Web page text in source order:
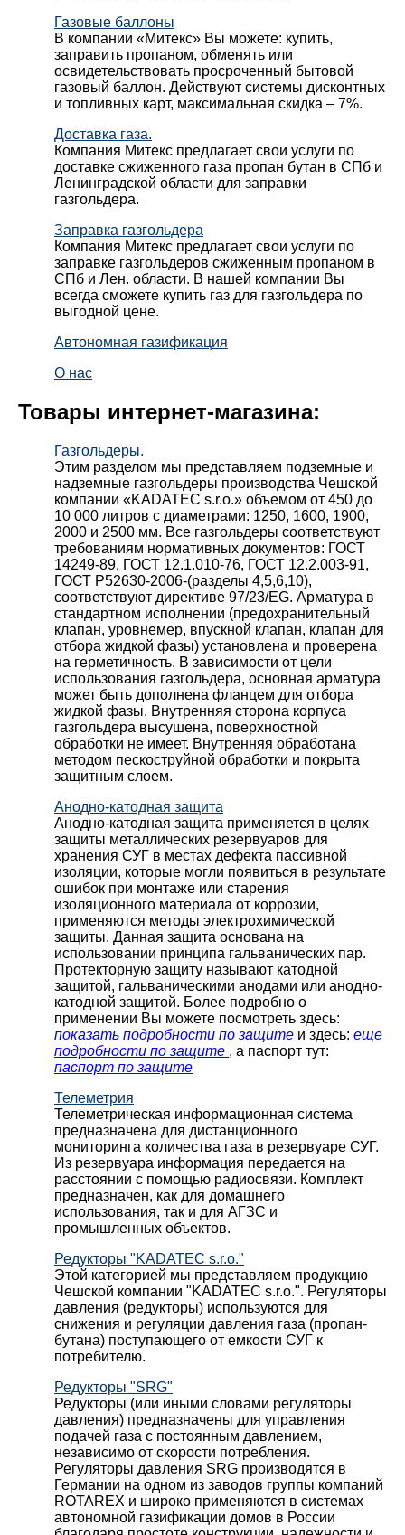
Газовые баллоны
В компании «Митекс» Вы можете: купить,
заправить пропаном, обменять или
освидетельствовать просроченный бытовой
газовый баллон. Действуют системы дисконтных
и топливных карт, максимальная скидка – 7%.
Доставка газа.
Компания Митекс предлагает свои услуги по
доставке сжиженного газа пропан бутан в СПб и
Ленинградской области для заправки
газгольдера.
Заправка газгольдера
Компания Митекс предлагает свои услуги по
заправке газгольдеров сжиженным пропаном в
СПб и Лен. области. В нашей компании Вы
всегда сможете купить газ для газгольдера по
выгодной цене.
Автономная газификация
О нас
Товары интернет-магазина:
Газгольдеры.
Этим разделом мы представляем подземные и
надземные газгольдеры производства Чешской
компании «KADATEC s.r.o.» объемом от 450 до
10 000 литров с диаметрами: 1250, 1600, 1900,
2000 и 2500 мм. Все газгольдеры соответствуют
требованиям нормативных документов: ГОСТ
14249-89, ГОСТ 12.1.010-76, ГОСТ 12.2.003-91,
ГОСТ Р52630-2006-(разделы 4,5,6,10),
соответствуют директиве 97/23/EG. Арматура в
стандартном исполнении (предохранительный
клапан, уровнемер, впускной клапан, клапан для
отбора жидкой фазы) установлена и проверена
на герметичность. В зависимости от цели
использования газгольдера, основная арматура
может быть дополнена фланцем для отбора
жидкой фазы. Внутренняя сторона корпуса
газгольдера высушена, поверхностной
обработки не имеет. Внутренняя обработана
методом пескоструйной обработки и покрыта
защитным слоем.
Анодно-катодная защита
Анодно-катодная защита применяется в целях
защиты металлических резервуаров для
хранения СУГ в местах дефекта пассивной
изоляции, которые могли появиться в результате
ошибок при монтаже или старения
изоляционного материала от коррозии,
применяются методы электрохимической
защиты. Данная защита основана на
использовании принципа гальванических пар.
Протекторную защиту называют катодной
защитой, гальваническими анодами или анодно-
катодной защитой. Более подробно о
применении Вы можете посмотреть здесь:
показать подробности по защите и здесь: еще
подробности по защите , а паспорт тут:
паспорт по защите
Телеметрия
Телеметрическая информационная система
предназначена для дистанционного
мониторинга количества газа в резервуаре СУГ.
Из резервуара информация передается на
расстоянии с помощью радиосвязи. Комплект
предназначен, как для домашнего
использования, так и для АГЗС и
промышленных объектов.
Редукторы "KADATEC s.r.o."
Этой категорией мы представляем продукцию
Чешской компании "KADATEC s.r.o.". Регуляторы
давления (редукторы) используются для
снижения и регуляции давления газа (пропан-
бутана) поступающего от емкости СУГ к
потребителю.
Редукторы "SRG"
Редукторы (или иными словами регуляторы
давления) предназначены для управления
подачей газа с постоянным давлением,
независимо от скорости потребления.
Регуляторы давления SRG производятся в
Германии на одном из заводов группы компаний
ROTAREX и широко применяются в системах
автономной газификации домов в России